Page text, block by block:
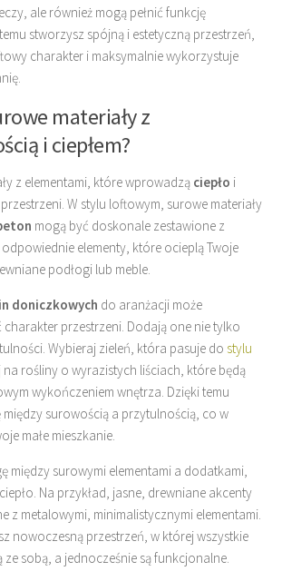
ale również mogą pełnić funkcję
stworzysz spójną i estetyczną przestrzeń,
charakter i maksymalnie wykorzystuje
materiały z
i ciepłem?
z elementami, które wprowadzą ciepło i
W stylu loftowym, surowe materiały
mogą być doskonale zestawione z
odpowiednie elementy, które ocieplą Twoje
podłogi lub meble.
doniczkowych do aranżacji może
charakter przestrzeni. Dodają one nie tylko
Wybieraj zieleń, która pasuje do stylu
rośliny o wyrazistych liściach, które będą
wykończeniem wnętrza. Dzięki temu
surowością a przytulnością, co w
małe mieszkanie.
między surowymi elementami a dodatkami,
Na przykład, jasne, drewniane akcenty
z metalowymi, minimalistycznymi elementami.
nowoczesną przestrzeń, w której wszystkie
ze sobą, a jednocześnie są funkcjonalne.